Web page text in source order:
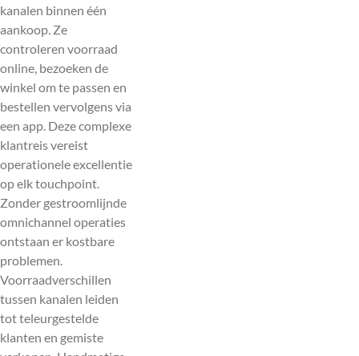
kanalen binnen één
aankoop. Ze
controleren voorraad
online, bezoeken de
winkel om te passen en
bestellen vervolgens via
een app. Deze complexe
klantreis vereist
operationele excellentie
op elk touchpoint.
Zonder gestroomlijnde
omnichannel operaties
ontstaan er kostbare
problemen.
Voorraadverschillen
tussen kanalen leiden
tot teleurgestelde
klanten en gemiste